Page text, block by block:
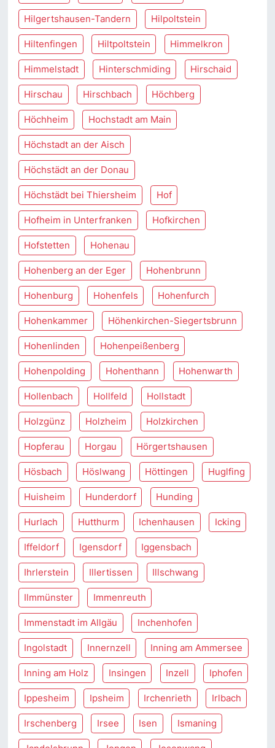
Hilgertshausen-Tandern Hilpoltstein
Hiltenfingen Hiltpoltstein Himmelkron
Himmelstadt Hinterschmiding Hirschaid
Hirschau Hirschbach Höchberg
Höchheim Hochstadt am Main
Höchstadt an der Aisch
Höchstädt an der Donau
Höchstädt bei Thiersheim Hof
Hofheim in Unterfranken Hofkirchen
Hofstetten Hohenau
Hohenberg an der Eger Hohenbrunn
Hohenburg Hohenfels Hohenfurch
Hohenkammer Höhenkirchen-Siegertsbrunn
Hohenlinden Hohenpeißenberg
Hohenpolding Hohenthann Hohenwarth
Hollenbach Hollfeld Hollstadt
Holzgünz Holzheim Holzkirchen
Hopferau Horgau Hörgertshausen
Hösbach Höslwang Höttingen Huglfing
Huisheim Hunderdorf Hunding
Hurlach Hutthurm Ichenhausen Icking
Iffeldorf Igensdorf Iggensbach
Ihrlerstein Illertissen Illschwang
Ilmmünster Immenreuth
Immenstadt im Allgäu Inchenhofen
Ingolstadt Innernzell Inning am Ammersee
Inning am Holz Insingen Inzell Iphofen
Ippesheim Ipsheim Irchenrieth Irlbach
Irschenberg Irsee Isen Ismaning